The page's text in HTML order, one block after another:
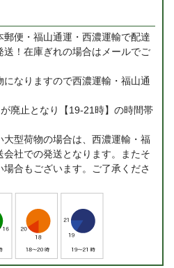
便・福山通運・西濃運輸で配達
！在庫ぎれの場合はメールでご
なりますので西濃運輸・福山通
廃止となり【19-21時】の時間帯
型荷物の場合は、西濃運輸・福
社での発送となります。またそ
合もございます。ご了承くださ